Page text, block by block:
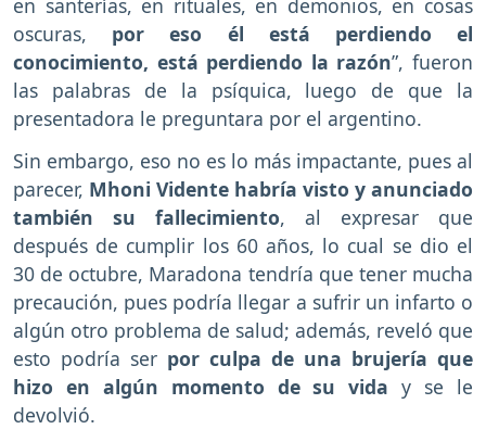
en santerías, en rituales, en demonios, en cosas
oscuras, por eso él está perdiendo el
conocimiento, está perdiendo la razón”, fueron
las palabras de la psíquica, luego de que la
presentadora le preguntara por el argentino.
Sin embargo, eso no es lo más impactante, pues al
parecer, Mhoni Vidente habría visto y anunciado
también su fallecimiento, al expresar que
después de cumplir los 60 años, lo cual se dio el
30 de octubre, Maradona tendría que tener mucha
precaución, pues podría llegar a sufrir un infarto o
algún otro problema de salud; además, reveló que
esto podría ser por culpa de una brujería que
hizo en algún momento de su viday se le
devolvió.